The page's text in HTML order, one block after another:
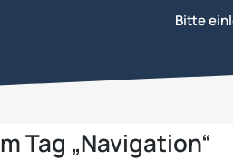
Bitte
Tag „Navigation“